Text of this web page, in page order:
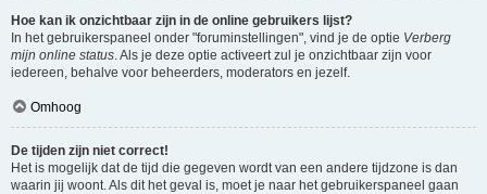
Hoe kan ik onzichtbaar zijn in de online gebruikers lijst?
In het gebruikerspaneel onder "foruminstellingen", vind je de optie Verberg
mijn online status. Als je deze optie activeert zul je onzichtbaar zijn voor
iedereen, behalve voor beheerders, moderators en jezelf.
Omhoog
De tijden zijn niet correct!
Het is mogelijk dat de tijd die gegeven wordt van een andere tijdzone is dan
waarin jij woont. Als dit het geval is, moet je naar het gebruikerspaneel gaan